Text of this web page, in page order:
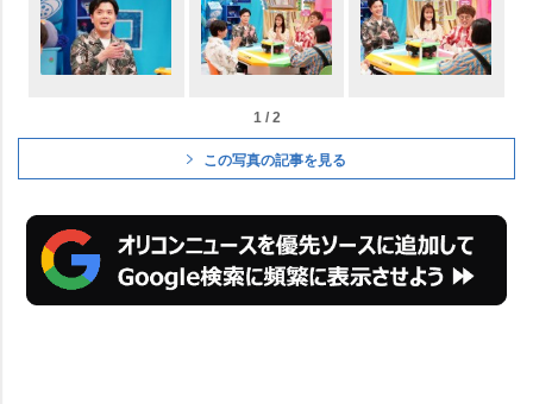
1 / 2
この写真の記事を見る